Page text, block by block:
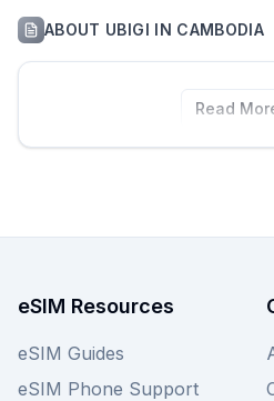
ABOUT UBIGI IN CAMBODIA
Read
eSIM Resources
eSIM Guides
eSIM Phone Support